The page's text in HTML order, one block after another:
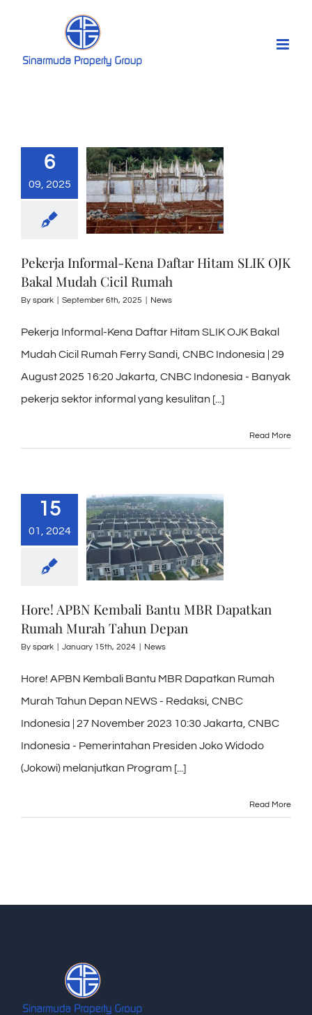
content
6
09, 2025
Pekerja Informal-Kena Daftar Hitam SLIK OJK
Bakal Mudah Cicil Rumah
By spark September 6th, 2025 News
Pekerja Informal-Kena Daftar Hitam SLIK OJK Bakal
Mudah Cicil Rumah Ferry Sandi, CNBC Indonesia | 29
August 2025 16:20 Jakarta, CNBC Indonesia - Banyak
pekerja sektor informal yang kesulitan [...]
Read More
15
01, 2024
Hore! APBN Kembali Bantu MBR Dapatkan
Rumah Murah Tahun Depan
By spark January 15th, 2024 News
Hore! APBN Kembali Bantu MBR Dapatkan Rumah
Murah Tahun Depan NEWS - Redaksi, CNBC
Indonesia | 27 November 2023 10:30 Jakarta, CNBC
Indonesia - Pemerintahan Presiden Joko Widodo
(Jokowi) melanjutkan Program [...]
Read More